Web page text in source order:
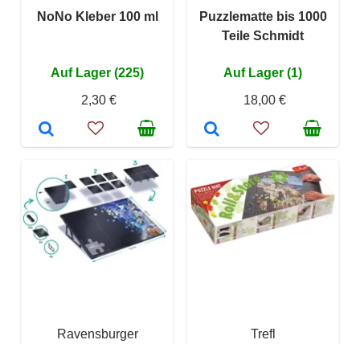
NoNo Kleber 100 ml
Auf Lager (225)
2,30 €
Puzzlematte bis 1000
Teile Schmidt
Auf Lager (1)
18,00 €
Ravensburger Trefl